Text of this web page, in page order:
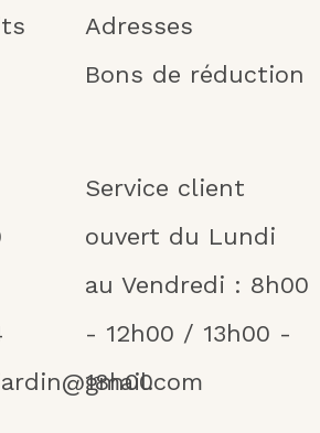
Adresses
Bons de réduction
Service client
ouvert du Lundi
au Vendredi : 8h00
- 12h00 / 13h00 -
18h00